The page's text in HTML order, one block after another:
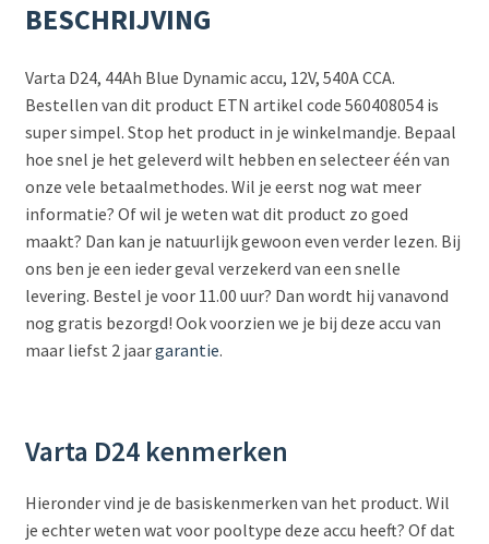
BESCHRIJVING
Varta D24, 44Ah Blue Dynamic accu, 12V, 540A CCA.
Bestellen van dit product ETN artikel code 560408054 is
super simpel. Stop het product in je winkelmandje. Bepaal
hoe snel je het geleverd wilt hebben en selecteer één van
onze vele betaalmethodes. Wil je eerst nog wat meer
informatie? Of wil je weten wat dit product zo goed
maakt? Dan kan je natuurlijk gewoon even verder lezen. Bij
ons ben je een ieder geval verzekerd van een snelle
levering. Bestel je voor 11.00 uur? Dan wordt hij vanavond
nog gratis bezorgd! Ook voorzien we je bij deze accu van
maar liefst 2 jaargarantie.
Varta D24 kenmerken
Hieronder vind je de basiskenmerken van het product. Wil
je echter weten wat voor pooltype deze accu heeft? Of dat